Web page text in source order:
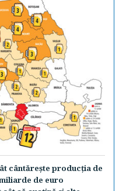
cântăreşte producţia de
de euro